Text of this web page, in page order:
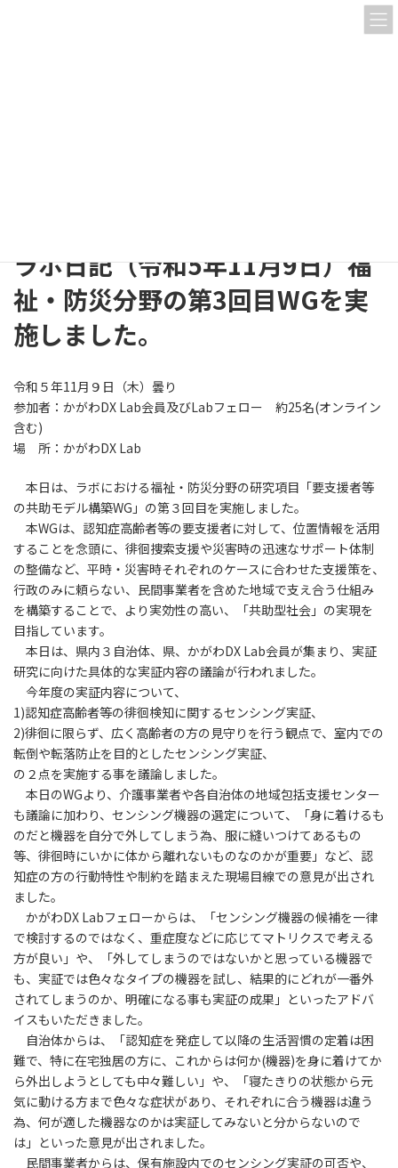
ラボ日記（令和5年11月9日）福
祉・防災分野の第3回目WGを実
施しました。
令和５年11月９日（木）曇り
参加者：かがわDX Lab会員及びLabフェロー 約25名(オンライン
含む)
場 所：かがわDX Lab
本日は、ラボにおける福祉・防災分野の研究項目「要支援者等
の共助モデル構築WG」の第３回目を実施しました。
本WGは、認知症高齢者等の要支援者に対して、位置情報を活用
することを念頭に、徘徊捜索支援や災害時の迅速なサポート体制
の整備など、平時・災害時それぞれのケースに合わせた支援策を、
行政のみに頼らない、民間事業者を含めた地域で支え合う仕組み
を構築することで、より実効性の高い、「共助型社会」の実現を
目指しています。
本日は、県内３自治体、県、かがわDX Lab会員が集まり、実証
研究に向けた具体的な実証内容の議論が行われました。
今年度の実証内容について、
1)認知症高齢者等の徘徊検知に関するセンシング実証、
2)徘徊に限らず、広く高齢者の方の見守りを行う観点で、室内での
転倒や転落防止を目的としたセンシング実証、
の２点を実施する事を議論しました。
本日のWGより、介護事業者や各自治体の地域包括支援センター
も議論に加わり、センシング機器の選定について、「身に着けるも
のだと機器を自分で外してしまう為、服に縫いつけてあるもの
等、徘徊時にいかに体から離れないものなのかが重要」など、認
知症の方の行動特性や制約を踏まえた現場目線での意見が出され
ました。
かがわDX Labフェローからは、「センシング機器の候補を一律
で検討するのではなく、重症度などに応じてマトリクスで考える
方が良い」や、「外してしまうのではないかと思っている機器で
も、実証では色々なタイプの機器を試し、結果的にどれが一番外
されてしまうのか、明確になる事も実証の成果」といったアドバ
イスもいただきました。
自治体からは、「認知症を発症して以降の生活習慣の定着は困
難で、特に在宅独居の方に、これからは何か(機器)を身に着けてか
ら外出しようとしても中々難しい」や、「寝たきりの状態から元
気に動ける方まで色々な症状があり、それぞれに合う機器は違う
為、何が適した機器なのかは実証してみないと分からないので
は」といった意見が出されました。
民間事業者からは、保有施設内でのセンシング実証の可否や、